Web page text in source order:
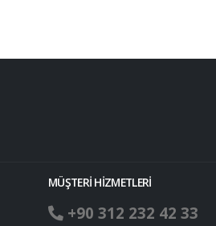
MÜŞTERİ HİZMETLERİ
+90 312 232 42 33